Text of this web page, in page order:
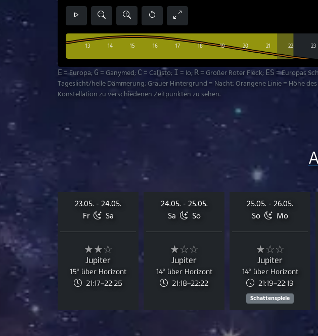
13 14 15 16 17 18 19 20 21 22 23
E = Europa; G = Ganymed; C = Callisto; I = Io; R = Großer Roter Fleck; ES = Europas
Tageslicht/helle Dämmerung; Grauer Hintergrund = Nacht; Orangene Linie = Höhe
Konstellation zu verschiedenen Zeitpunkten zu sehen.
23.05. - 24.05.
Fr
Sa
★★☆
Jupiter
15° über Horizont
21:17–22:25
24.05. - 25.05.
Sa
So
★☆☆
Jupiter
14° über Horizont
21:18–22:22
25.05. - 26.05.
So
Mo
★☆☆
Jupiter
14° über Horizont
21:19–22:19
Schattenspiele